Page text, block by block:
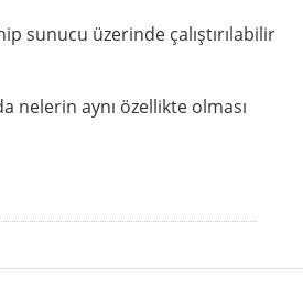
sunucu üzerinde çalıştırılabilir
nelerin aynı özellikte olması